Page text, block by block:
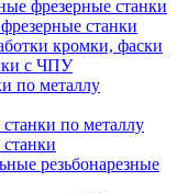
фрезерные станки
станки
кромки, фаски
с ЧПУ
по металлу
по металлу
резьбонарезные